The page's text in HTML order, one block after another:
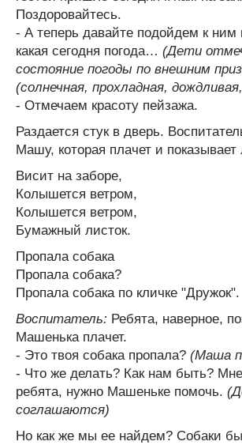
Поздоровайтесь.
- А теперь давайте подойдем к ним
какая сегодня погода… (Дети
состояние погоды по внешним
(солнечная, прохладная,
- Отмечаем красоту пейзажа.
Раздается стук в дверь.
Машу, которая плачет и показывает
Висит на заборе,
Колышется ветром,
Колышется ветром,
Бумажный листок.
Пропала собака
Пропала собака?
Пропала собака по кличке "Дружок".
Воспитатель: Ребята, наверное,
Машенька плачет.
- Это твоя собака пропала? (Маша
- Что же делать? Как нам быть?
ребята, нужно Машеньке помочь.
соглашаются)
Но как же мы ее найдем? Собаки